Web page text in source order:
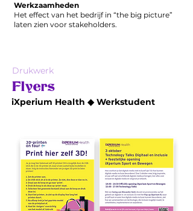
Werkzaamheden
Het effect van het bedrijf in “the big picture”
laten zien voor stakeholders.
Drukwerk
Flyers
iXperium Health ◆ Werkstudent